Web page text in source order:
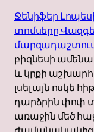
Ջենիֆեր Լոպեսի
տոմսերը
բիզնեսի
և կրքի
լսել այն ոսկե
դարձրին փոփ
առաջին մեծ